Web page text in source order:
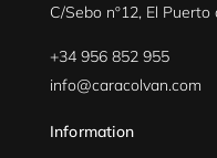
C/Sebo nº12, El
+34 956 852 955
info@caracolvan.com
Information